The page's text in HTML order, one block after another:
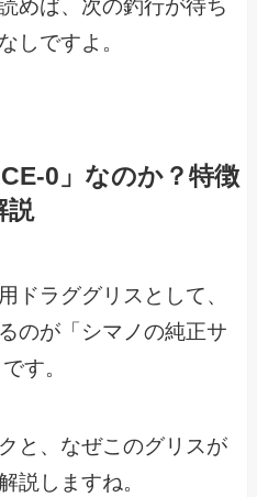
めば、次の釣行が待ち
しですよ。
0」なのか？特徴
説
ドラググリスとして、
のが「シマノの純正サ
す。
と、なぜこのグリスが
説しますね。